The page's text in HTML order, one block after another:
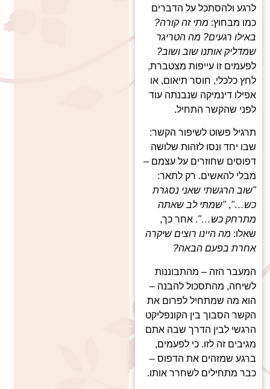
לרגע ולהסתכל על הדברים
כמו מבחוץ: מתי זה קורה?
באילו רגעים? מה הטריגר
שמדליק אותנו שוב ושוב?
לפעמים זו עייפות מצטברת,
לחץ כלכלי, חוסר תיאום, או
אפילו דינמיקה שנבנתה עוד
לפני שהקשר התחיל.
תרגיל פשוט לשיפור הקשר:
שבו יחד ונסו לזהות שלושה
דפוסים שחוזרים על עצמם –
מבלי להאשים. רק לתאר:
"שוב הרגשתי שאני נסגרת
כש…","שמתי לב שאתה
מתרחק כש…". אחר כך,
שאלו: מה היינו רוצים שיקרה
אחרת בפעם הבאה?
המעבר הזה – מהתבוננות
לשיחה, מהתסכול להבנה –
הוא מה שמתחיל לפרום את
הקשר הסבוך בין הקונפליקט
הרגשי לבין הדרך שבה אתם
מגיבים זה לזו. כי לפעמים,
ברגע שמזהים את הדפוס –
כבר מתחילים לשחרר אותו.